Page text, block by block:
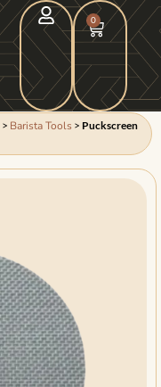
0
> Barista Tools > Puckscreen